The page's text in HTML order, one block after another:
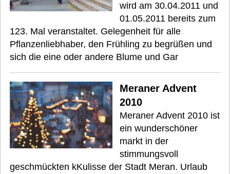
wird am 30.04.2011 und
01.05.2011 bereits zum
123. Mal veranstaltet. Gelegenheit für alle
Pflanzenliebhaber, den Frühling zu begrüßen und
sich die eine oder andere Blume und Gar
Meraner Advent
2010
Meraner Advent 2010 ist
ein wunderschöner
markt in der
stimmungsvoll
geschmückten kKulisse der Stadt Meran. Urlaub